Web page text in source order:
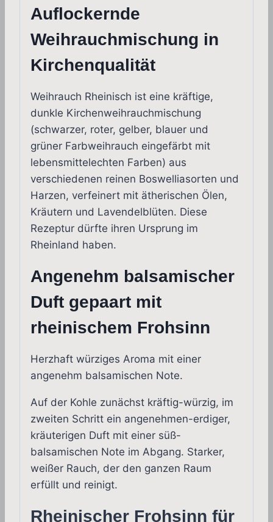
Auflockernde
Weihrauchmischung in
Kirchenqualität
Weihrauch Rheinisch ist eine kräftige,
dunkle Kirchenweihrauchmischung
(schwarzer, roter, gelber, blauer und
grüner Farbweihrauch eingefärbt mit
lebensmittelechten Farben) aus
verschiedenen reinen Boswelliasorten und
Harzen, verfeinert mit ätherischen Ölen,
Kräutern und Lavendelblüten. Diese
Rezeptur dürfte ihren Ursprung im
Rheinland haben.
Angenehm balsamischer
Duft gepaart mit
rheinischem Frohsinn
Herzhaft würziges Aroma mit einer
angenehm balsamischen Note.
Auf der Kohle zunächst kräftig-würzig, im
zweiten Schritt ein angenehmen-erdiger,
kräuterigen Duft mit einer süß-
balsamischen Note im Abgang. Starker,
weißer Rauch, der den ganzen Raum
erfüllt und reinigt.
Rheinischer Frohsinn für